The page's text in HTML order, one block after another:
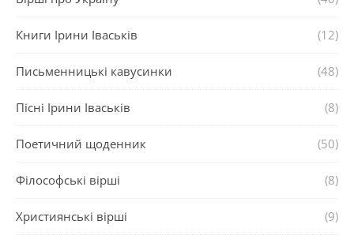
Книги Ірини Іваськів (12)
Письменницькі кавусинки (48)
Пісні Ірини Іваськів (8)
Поетичний щоденник (50)
Філософські вірші (8)
Християнські вірші (9)